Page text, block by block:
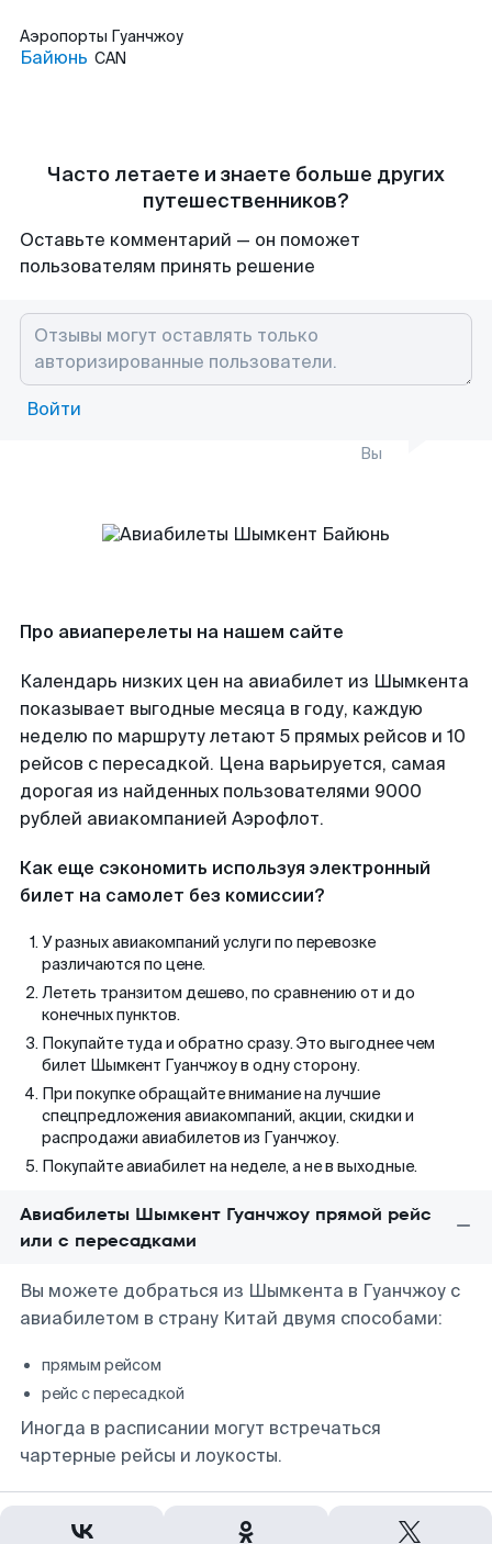
Аэропорты Гуанчжоу
Байюнь CAN
Часто летаете и знаете больше других
путешественников?
Оставьте комментарий — он поможет
пользователям принять решение
Войти
Вы
Про авиаперелеты на нашем сайте
Календарь низких цен на авиабилет из Шымкента
показывает выгодные месяца в году, каждую
неделю по маршруту летают 5 прямых рейсов и 10
рейсов с пересадкой. Цена варьируется, самая
дорогая из найденных пользователями 9000
рублей авиакомпанией Аэрофлот.
Как еще сэкономить используя электронный
билет на самолет без комиссии?
У разных авиакомпаний услуги по перевозке
различаются по цене.
Лететь транзитом дешево, по сравнению от и до
конечных пунктов.
Покупайте туда и обратно сразу. Это выгоднее чем
билет Шымкент Гуанчжоу в одну сторону.
При покупке обращайте внимание на лучшие
спецпредложения авиакомпаний, акции, скидки и
распродажи авиабилетов из Гуанчжоу.
Покупайте авиабилет на неделе, а не в выходные.
Авиабилеты Шымкент Гуанчжоу прямой рейс
или с пересадками
Вы можете добраться из Шымкента в Гуанчжоу с
авиабилетом в страну Китай двумя способами:
прямым рейсом
рейс с пересадкой
Иногда в расписании могут встречаться
чартерные рейсы и лоукосты.